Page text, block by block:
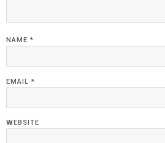
NAME *
EMAIL *
WEBSITE